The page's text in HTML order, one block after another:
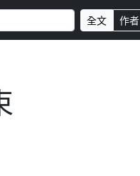
全文 作者